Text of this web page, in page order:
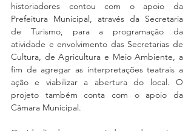
historiadores contou com o apoio da
Prefeitura Municipal, através da Secretaria
de Turismo, para a programação da
atividade e envolvimento das Secretarias de
Cultura, de Agricultura e Meio Ambiente, a
fim de agregar as interpretações teatrais a
ação e viabilizar a abertura do local. O
projeto também conta com o apoio da
Câmara Municipal.